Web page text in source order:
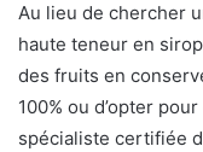
Au lieu de chercher
haute teneur en
des fruits en
100% ou d’opter
spécialiste certifiée